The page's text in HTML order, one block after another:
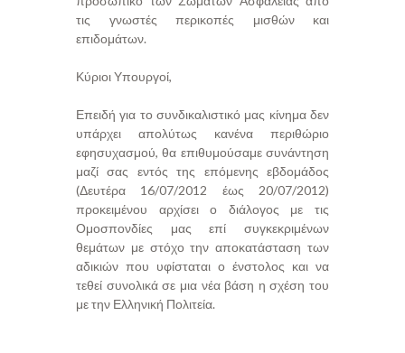
τις γνωστές περικοπές μισθών και
επιδομάτων.
Κύριοι Υπουργοί,
Επειδή για το συνδικαλιστικό μας κίνημα δεν
υπάρχει απολύτως κανένα περιθώριο
εφησυχασμού, θα επιθυμούσαμε συνάντηση
μαζί σας εντός της επόμενης εβδομάδος
(Δευτέρα 16/07/2012 έως 20/07/2012)
προκειμένου αρχίσει ο διάλογος με τις
Ομοσπονδίες μας επί συγκεκριμένων
θεμάτων με στόχο την αποκατάσταση των
αδικιών που υφίσταται ο ένστολος και να
τεθεί συνολικά σε μια νέα βάση η σχέση του
με την Ελληνική Πολιτεία.